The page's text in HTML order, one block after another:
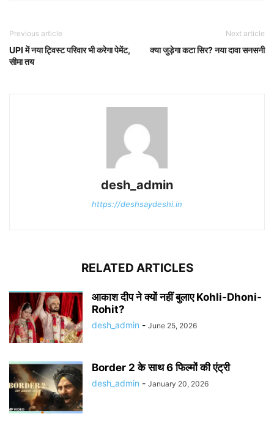
Previous article
UPI में नया ट्विस्ट परिवार भी करेगा पेमेंट,
सीमा तय
Next article
क्या जुड़ेगा कटा सिर? नया दावा सनसनी
desh_admin
https://deshsaydeshi.in
RELATED ARTICLES
आकाश दीप ने क्यों नहीं बुलाए Kohli-Dhoni-
Rohit?
desh_admin - June 25, 2026
Border 2 के साथ 6 फिल्मों की एंट्री
desh_admin - January 20, 2026